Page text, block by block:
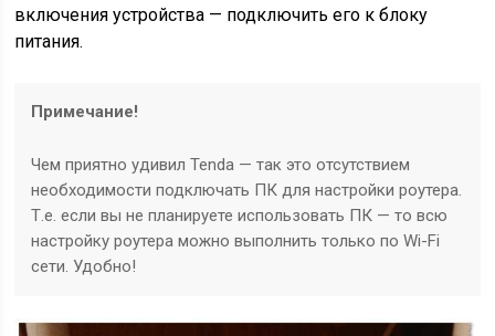
включения устройства — подключить его к блоку
питания.
Примечание!
Чем приятно удивил Tenda — так это отсутствием
необходимости подключать ПК для настройки роутера.
Т.е. если вы не планируете использовать ПК — то всю
настройку роутера можно выполнить только по Wi-Fi
сети. Удобно!